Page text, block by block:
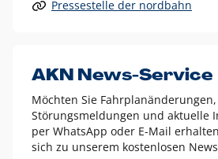
Alle anderen Logo-Varianten dürfen
Diese Ausnahmen sind zum Beispiel:
dem AKN Blau,
weißes Logo auf
schwarzes Logo für reine
Pressestelle der nordbahn
AKN News-Service
Möchten Sie Fahrplanänderungen,
Störungsmeldungen und aktuelle
per WhatsApp oder E-Mail
sich zu unserem kostenlosen